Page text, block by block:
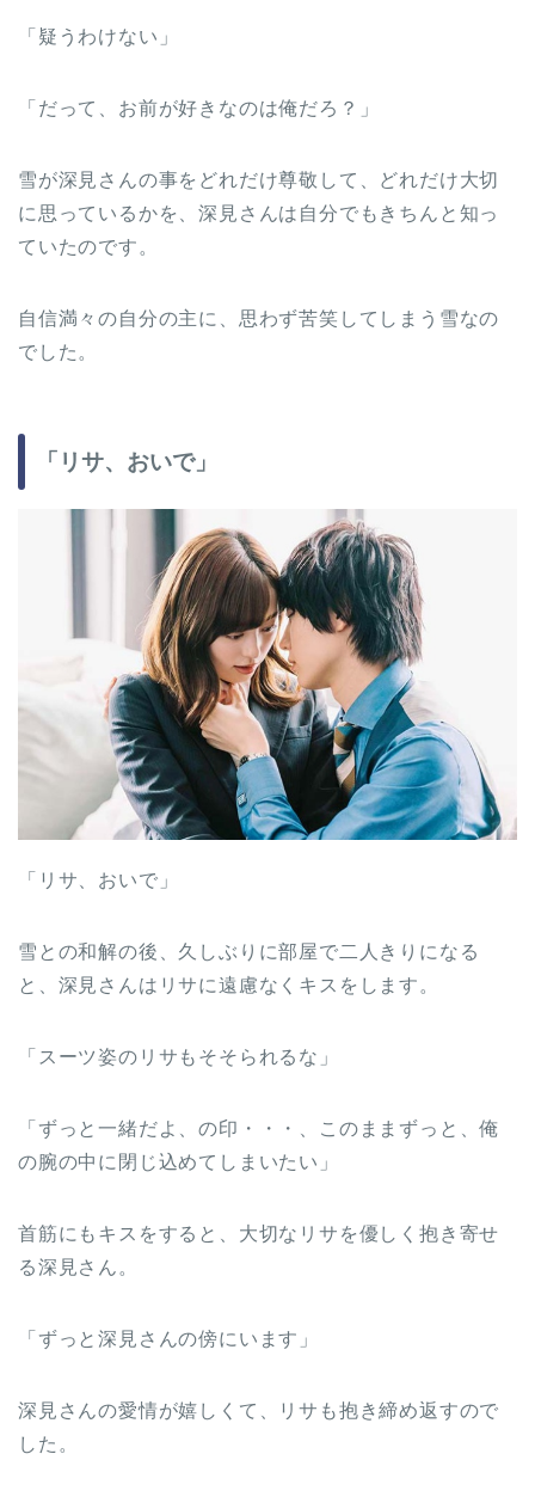
「疑うわけない」
「だって、お前が好きなのは俺だろ？」
雪が深見さんの事をどれだけ尊敬して、どれだけ大切
に思っているかを、深見さんは自分でもきちんと知っ
ていたのです。
自信満々の自分の主に、思わず苦笑してしまう雪なの
でした。
「リサ、おいで」
「リサ、おいで」
雪との和解の後、久しぶりに部屋で二人きりになる
と、深見さんはリサに遠慮なくキスをします。
「スーツ姿のリサもそそられるな」
「ずっと一緒だよ、の印・・・、このままずっと、俺
の腕の中に閉じ込めてしまいたい」
首筋にもキスをすると、大切なリサを優しく抱き寄せ
る深見さん。
「ずっと深見さんの傍にいます」
深見さんの愛情が嬉しくて、リサも抱き締め返すので
した。